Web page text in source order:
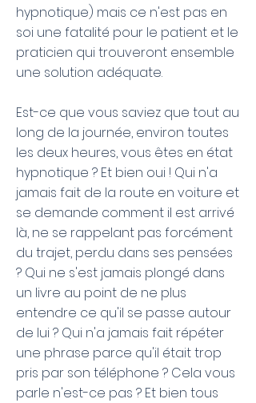
hypnotique) mais ce n'est pas en
soi une fatalité pour le patient et le
praticien qui trouveront ensemble
une solution adéquate.
Est-ce que vous saviez que tout au
long de la journée, environ toutes
les deux heures, vous êtes en état
hypnotique ? Et bien oui ! Qui n'a
jamais fait de la route en voiture et
se demande comment il est arrivé
là, ne se rappelant pas forcément
du trajet, perdu dans ses pensées
? Qui ne s'est jamais plongé dans
un livre au point de ne plus
entendre ce qu'il se passe autour
de lui ? Qui n'a jamais fait répéter
une phrase parce qu'il était trop
pris par son téléphone ? Cela vous
parle n'est-ce pas ? Et bien tous